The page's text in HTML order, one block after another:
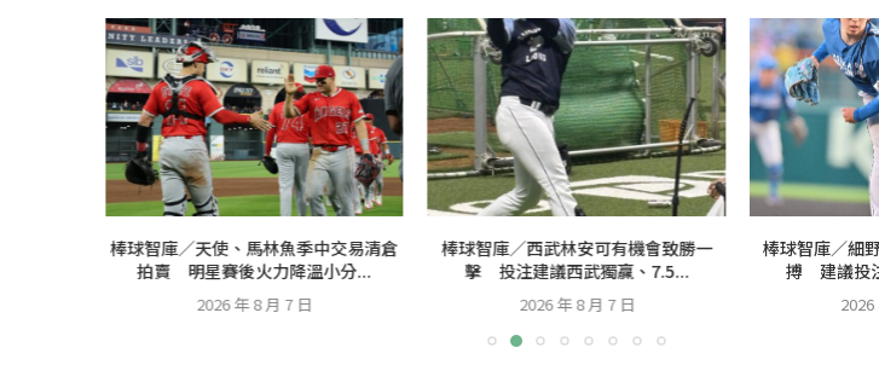
棒球智庫／天使、馬林魚季中交易清倉
拍賣 明星賽後火力降溫小分...
2026 年 8 月 7 日
棒球智庫／西武林安可有機會致勝一
擊 投注建議西武獨贏、7.5...
2026 年 8 月 7 日
棒球智庫／細
搏 建議投
2026